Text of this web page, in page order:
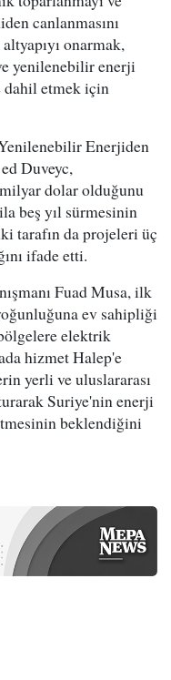
canlanmasını
onarmak,
yenilenebilir enerji
etmek için
Enerjiden
Duveyc,
dolar olduğunu
beş yıl sürmesinin
tarafın da projeleri üç
ifade etti.
Fuad Musa, ilk
ev sahipliği
elektrik
hizmet Halep'e
yerli ve uluslararası
Suriye'nin enerji
beklendiğini